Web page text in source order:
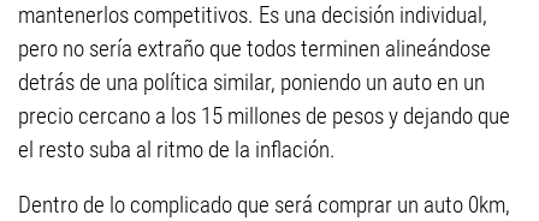
mantenerlos competitivos. Es una decisión individual,
pero no sería extraño que todos terminen alineándose
detrás de una política similar, poniendo un auto en un
precio cercano a los 15 millones de pesos y dejando que
el resto suba al ritmo de la inflación.
Dentro de lo complicado que será comprar un auto 0km,